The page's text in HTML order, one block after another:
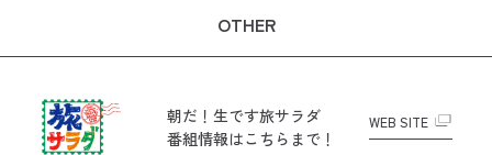
OTHER
朝だ！生です旅サラダ
番組情報はこちらまで！
WEB SITE